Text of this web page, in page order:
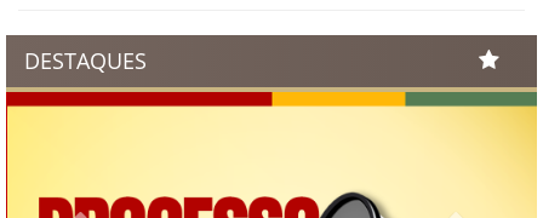
DESTAQUES